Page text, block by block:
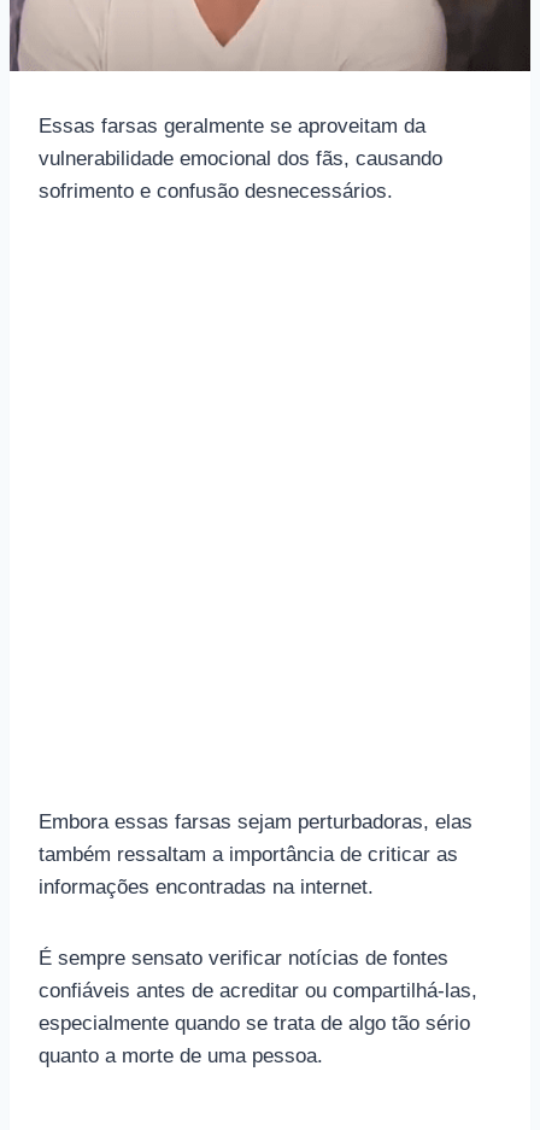
Essas farsas geralmente se aproveitam da
vulnerabilidade emocional dos fãs, causando
sofrimento e confusão desnecessários.
Embora essas farsas sejam perturbadoras, elas
também ressaltam a importância de criticar as
informações encontradas na internet.
É sempre sensato verificar notícias de fontes
confiáveis ​​antes de acreditar ou compartilhá-las,
especialmente quando se trata de algo tão sério
quanto a morte de uma pessoa.